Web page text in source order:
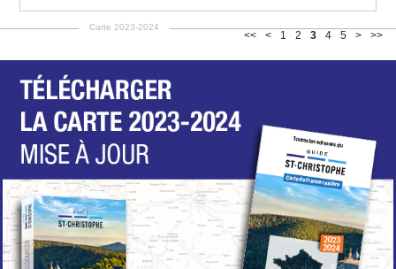
<< < 1 2 3 4 5 > >>
Carte 2023-2024